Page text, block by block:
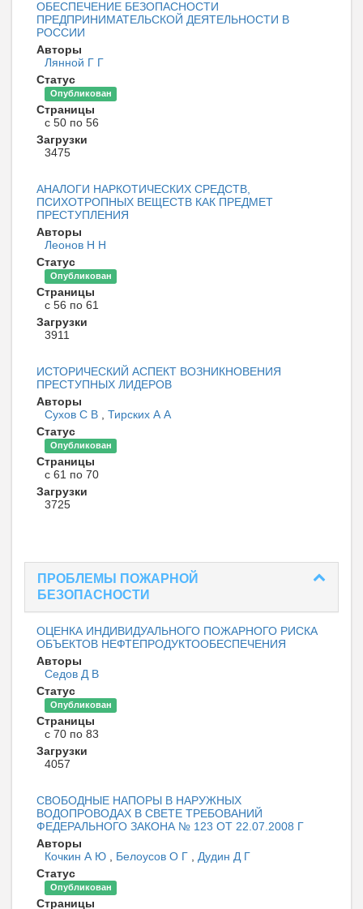
ОБЕСПЕЧЕНИЕ БЕЗОПАСНОСТИ
ПРЕДПРИНИМАТЕЛЬСКОЙ ДЕЯТЕЛЬНОСТИ В
РОССИИ
Авторы
Лянной Г Г
Статус
Опубликован
Страницы
с 50 по 56
Загрузки
3475
АНАЛОГИ НАРКОТИЧЕСКИХ СРЕДСТВ,
ПСИХОТРОПНЫХ ВЕЩЕСТВ КАК ПРЕДМЕТ
ПРЕСТУПЛЕНИЯ
Авторы
Леонов Н Н
Статус
Опубликован
Страницы
с 56 по 61
Загрузки
3911
ИСТОРИЧЕСКИЙ АСПЕКТ ВОЗНИКНОВЕНИЯ
ПРЕСТУПНЫХ ЛИДЕРОВ
Авторы
Сухов С В , Тирских А А
Статус
Опубликован
Страницы
с 61 по 70
Загрузки
3725
ПРОБЛЕМЫ ПОЖАРНОЙ
БЕЗОПАСНОСТИ
ОЦЕНКА ИНДИВИДУАЛЬНОГО ПОЖАРНОГО РИСКА
ОБЪЕКТОВ НЕФТЕПРОДУКТООБЕСПЕЧЕНИЯ
Авторы
Седов Д В
Статус
Опубликован
Страницы
с 70 по 83
Загрузки
4057
СВОБОДНЫЕ НАПОРЫ В НАРУЖНЫХ
ВОДОПРОВОДАХ В СВЕТЕ ТРЕБОВАНИЙ
ФЕДЕРАЛЬНОГО ЗАКОНА № 123 ОТ 22.07.2008 Г
Авторы
Кочкин А Ю , Белоусов О Г , Дудин Д Г
Статус
Опубликован
Страницы